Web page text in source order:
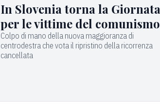
In Slovenia torna la Giornata
per le vittime del comunismo
Colpo di mano della nuova maggioranza di
centrodestra che vota il ripristino della ricorrenza
cancellata